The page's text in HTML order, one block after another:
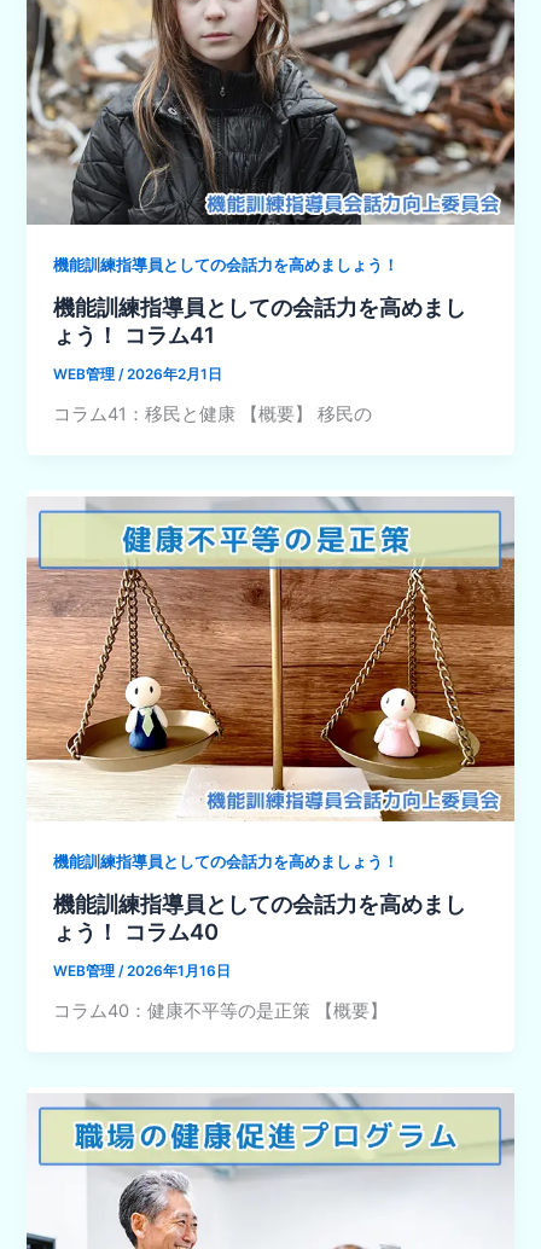
機能訓練指導員としての会話力を高めましょう！
機能訓練指導員としての会話力を高めまし
ょう！ コラム41
WEB管理/2026年2月1日
コラム41：移民と健康 【概要】 移民の
機能訓練指導員としての会話力を高めましょう！
機能訓練指導員としての会話力を高めまし
ょう！ コラム40
WEB管理/2026年1月16日
コラム40：健康不平等の是正策 【概要】